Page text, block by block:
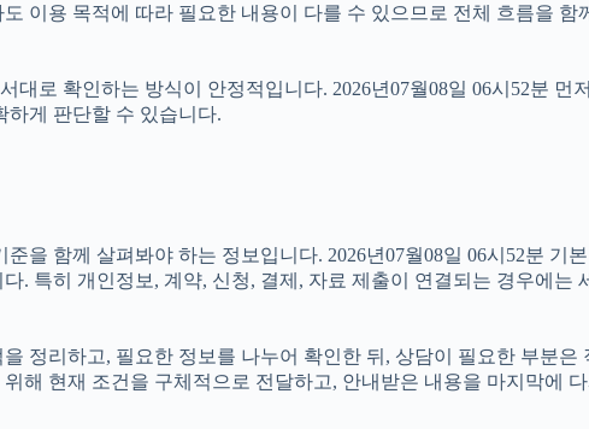
이용 목적에 따라 필요한 내용이 다를 수 있으므로 전체 흐름을 함
로 확인하는 방식이 안정적입니다. 2026년07월08일 06시52분
하게 판단할 수 있습니다.
을 함께 살펴봐야 하는 정보입니다. 2026년07월08일 06시52분 기
. 특히 개인정보, 계약, 신청, 결제, 자료 제출이 연결되는 경우에는
정리하고, 필요한 정보를 나누어 확인한 뒤, 상담이 필요한 부분
해 현재 조건을 구체적으로 전달하고, 안내받은 내용을 마지막에